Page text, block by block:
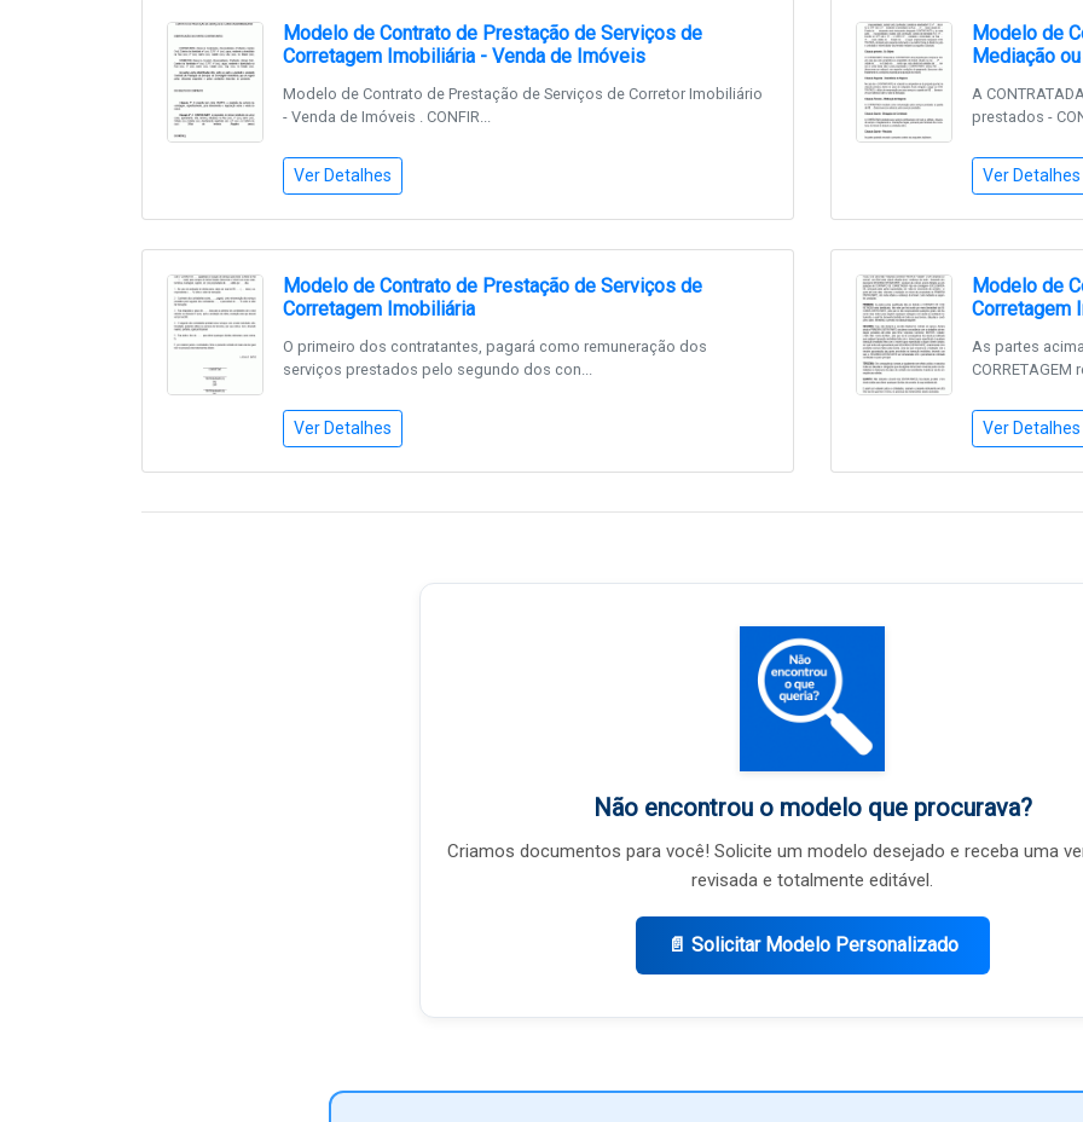
Modelo de Contrato de Prestação de Serviços de
Corretagem Imobiliária - Venda de Imóveis
Modelo de Contrato de Prestação de Serviços de Corretor Imobiliário
- Venda de Imóveis . CONFIR...
Ver Detalhes
Modelo de
Mediação
A
prestados -
Ver Detalhes
Modelo de Contrato de Prestação de Serviços de
Corretagem Imobiliária
O primeiro dos contratantes, pagará como remuneração dos
serviços prestados pelo segundo dos con...
Ver Detalhes
Modelo de
Corretagem
As partes
CORRETAGEM
Ver Detalhes
Não encontrou o modelo que procurava?
Criamos documentos para você! Solicite um modelo desejado e receba uma
revisada e totalmente editável.
📄 Solicitar Modelo Personalizado